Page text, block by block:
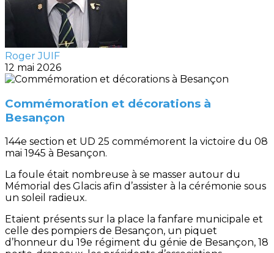
Roger JUIF
12 mai 2026
Commémoration et décorations à
Besançon
144e section et UD 25 commémorent la victoire du 08
mai 1945 à Besançon.
La foule était nombreuse à se masser autour du
Mémorial des Glacis afin d’assister à la cérémonie sous
un soleil radieux.
Etaient présents sur la place la fanfare municipale et
celle des pompiers de Besançon, un piquet
d’honneur du 19e régiment du génie de Besançon, 18